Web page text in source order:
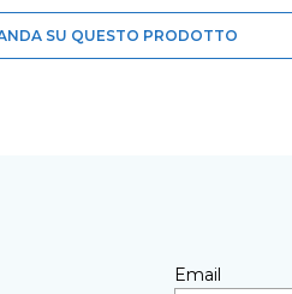
SU QUESTO PRODOTTO
Email